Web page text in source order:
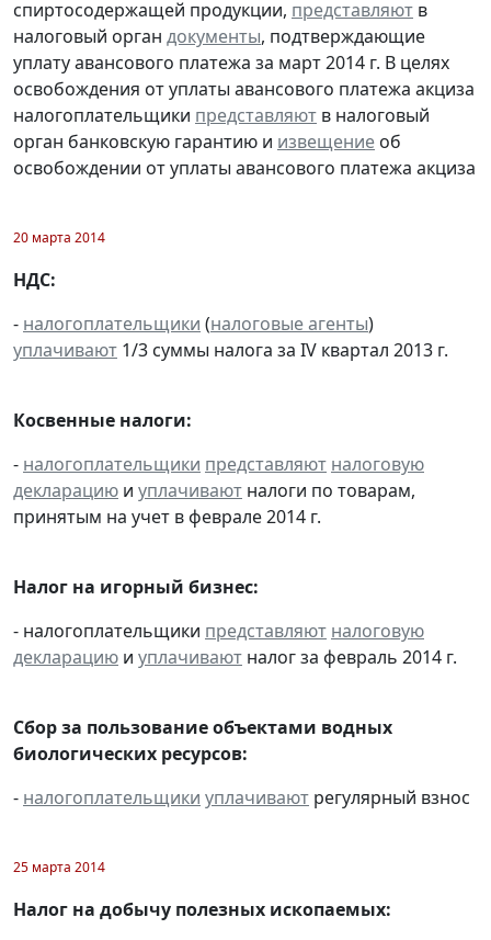
спиртосодержащей продукции, представляют в
налоговый орган документы, подтверждающие
уплату авансового платежа за март 2014 г. В целях
освобождения от уплаты авансового платежа акциза
налогоплательщики представляют в налоговый
орган банковскую гарантию и извещение об
освобождении от уплаты авансового платежа акциза
20 марта 2014
НДС:
- налогоплательщики (налоговые агенты)
уплачивают 1/3 суммы налога за IV квартал 2013 г.
Косвенные налоги:
- налогоплательщики представляют налоговую
декларацию и уплачивают налоги по товарам,
принятым на учет в феврале 2014 г.
Налог на игорный бизнес:
- налогоплательщики представляют налоговую
декларацию и уплачивают налог за февраль 2014 г.
Сбор за пользование объектами водных
биологических ресурсов:
- налогоплательщики уплачивают регулярный взнос
25 марта 2014
Налог на добычу полезных ископаемых: